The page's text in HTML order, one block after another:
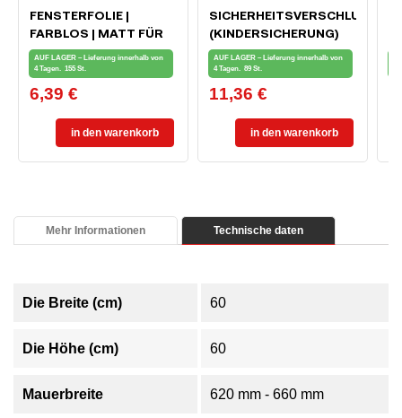
FENSTERFOLIE |
FARBLOS | MATT FÜR
PRIVATSPHÄRE 90 X 50
CM
AUF LAGER – Lieferung innerhalb von
4 Tagen. 155 St.
Preis
6,39 €
in den warenkorb
SICHERHEITSVERSCHLUSS
(KINDERSICHERUNG)
FÜR FENSTER UND
BALKONTÜREN
AUF LAGER – Lieferung innerhalb von
4 Tagen. 89 St.
Preis
11,36 €
in den warenkorb
Mehr Informationen Technische daten
Die Breite (cm) 60
Die Höhe (cm) 60
Mauerbreite 620 mm - 660 mm